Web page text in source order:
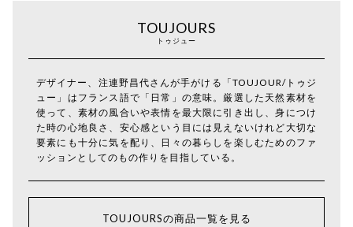
TOUJOURS
トゥジュー
デザイナー、注連野昌代さんが手がける「TOUJOUR/トゥジ
ュー」はフランス語で「日常」の意味。厳選した天然素材を
使って、素材の風合いや表情を最大限に引き出し、身につけ
た時の心地良さ、安心感という目には見えないけれど大切な
要素にも十分に気を配り、日々の暮らしを楽しむためのファ
ッションとしてのもの作りを目指している。
TOUJOURSの商品一覧を見る